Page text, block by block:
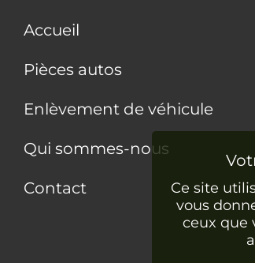
Accueil
Pièces autos
Enlèvement de véhicule
Qui sommes-nous
Contact
Ce site
vous
ceux que